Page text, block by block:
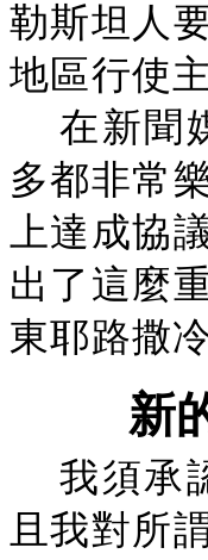
勒斯坦人
地區行使
在新聞
多都非常
上達成協
出了這麼
東耶路撒
新
我須承
且我對所